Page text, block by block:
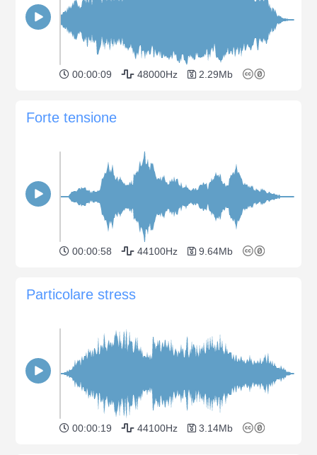
00:00:09 48000Hz 2.29Mb
Forte tensione
00:00:58 44100Hz 9.64Mb
Particolare stress
00:00:19 44100Hz 3.14Mb